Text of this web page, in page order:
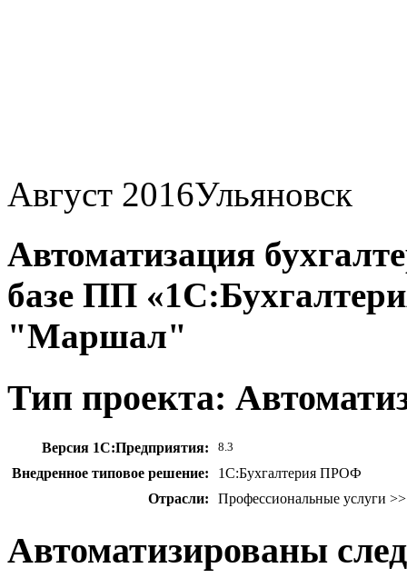
Август 2016Ульяновск
Автоматизация
базе ПП
"Маршал"
Тип проекта:
Версия 1С:Предприятия: 8.3
Внедренное типовое решение:
1С:Бухгалтерия ПРОФ
Отрасли:
Профессиональные услуги
Автоматизированы